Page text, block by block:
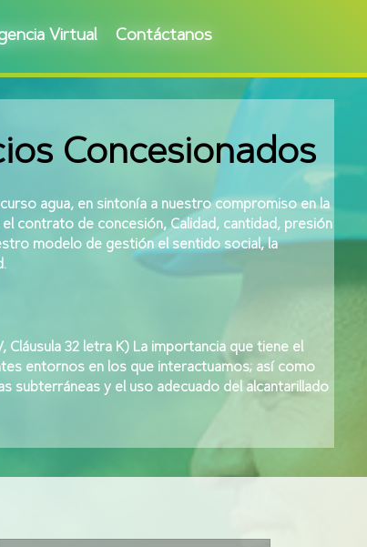
Virtual Contáctanos
Concesionados
agua, en sintonía a nuestro compromiso en la
contrato de concesión, Calidad, cantidad, presión
modelo de gestión el sentido social, la
32 letra K) La importancia que tiene el
entornos en los que interactuamos; así como
subterráneas y el uso adecuado del alcantarillado